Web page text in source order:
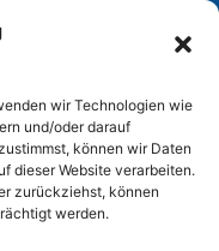
wir Technologien wie
und/oder darauf
können wir Daten
dieser Website verarbeiten.
zurückziehst, können
werden.